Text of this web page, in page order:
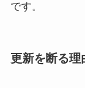
です。
更新を断る理